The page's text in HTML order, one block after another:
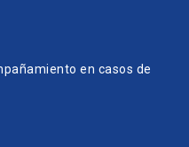
en casos de